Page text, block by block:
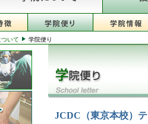
いて 学院便り
JCDC（東京本校）テ